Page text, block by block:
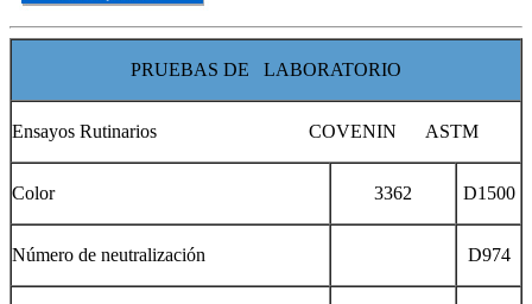
PRUEBAS DE LABORATORIO
Ensayos Rutinarios COVENIN ASTM
Color 3362 D1500
Número de neutralización D974